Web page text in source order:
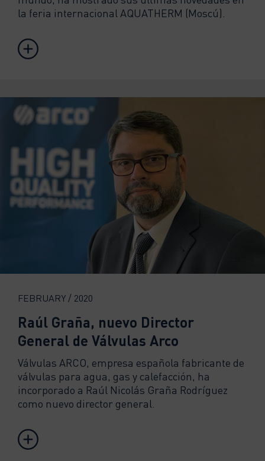
la feria internacional AQUATHERM (Moscú).
FEBRUARY / 2020
Raúl Graña, nuevo Director
General de Válvulas Arco
Válvulas ARCO, empresa española fabricante de
válvulas para agua, gas y calefacción, ha
incorporado a Raúl Nicolás Graña Rodríguez
como nuevo director general.